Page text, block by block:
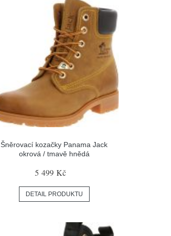
Šněrovací kozačky Panama Jack
okrová / tmavě hnědá
5 499 Kč
DETAIL PRODUKTU